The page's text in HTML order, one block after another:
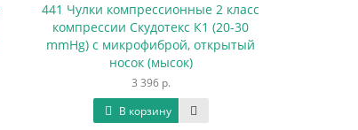
441 Чулки компрессионные 2 класс
компрессии Скудотекс К1 (20-30
mmHg) с микрофиброй, открытый
носок (мысок)
3 396 р.
В корзину